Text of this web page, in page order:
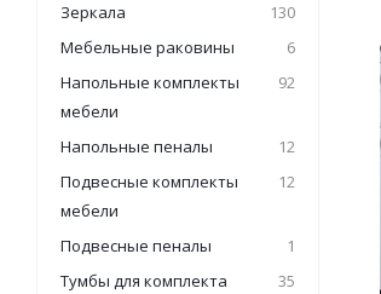
Зеркала
130
Мебельные раковины
6
Напольные комплекты
мебели
92
Напольные пеналы
12
Подвесные комплекты
мебели
12
Подвесные пеналы
1
Тумбы для комплекта
35